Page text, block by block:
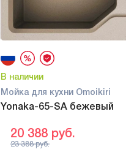
В наличии
Мойка для кухни Omoikiri
Yonaka-65-SA бежевый
20 388 руб.
23 388руб.